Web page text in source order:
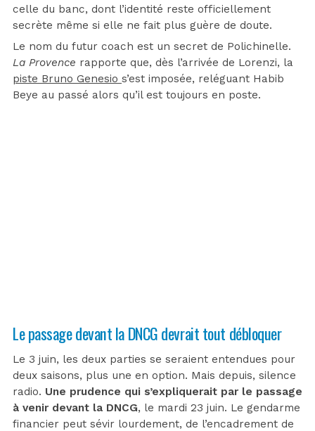
celle du banc, dont l’identité reste officiellement
secrète même si elle ne fait plus guère de doute.
Le nom du futur coach est un secret de Polichinelle.
La Provence rapporte que, dès l’arrivée de Lorenzi, la
piste Bruno Genesio s’est imposée, reléguant Habib
Beye au passé alors qu’il est toujours en poste.
Le passage devant la DNCG devrait tout débloquer
Le 3 juin, les deux parties se seraient entendues pour
deux saisons, plus une en option. Mais depuis, silence
radio. Une prudence qui s’expliquerait par le passage
à venir devant la DNCG, le mardi 23 juin. Le gendarme
financier peut sévir lourdement, de l’encadrement de